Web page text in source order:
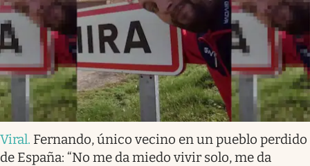
Viral. Fernando, único vecino en un pueblo perdido
de España: “No me da miedo vivir solo, me da